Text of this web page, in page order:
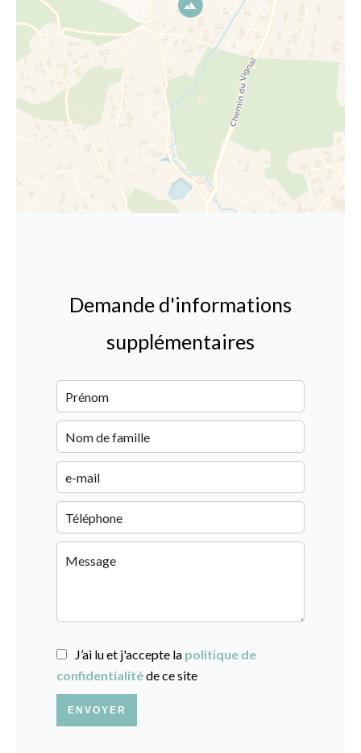
Demande d'informations
supplémentaires
J’ai lu et j'accepte la politique de
confidentialitéde ce site
ENVOYER